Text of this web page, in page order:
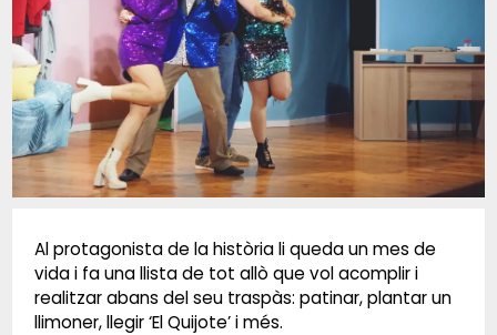
Al protagonista de la història li queda un mes de
vida i fa una llista de tot allò que vol acomplir i
realitzar abans del seu traspàs: patinar, plantar un
llimoner, llegir ‘El Quijote’ i més.